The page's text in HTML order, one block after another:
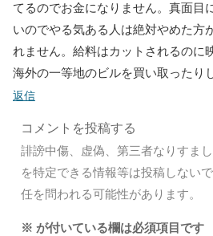
てるのでお金になりません。真面目
いのでやる気ある人は絶対やめた方
れません。給料はカットされるのに
海外の一等地のビルを買い取ったり
返信
コメントを投稿する
誹謗中傷、虚偽、第三者なりすま
を特定できる情報等は投稿しない
任を問われる可能性があります。
※ が付いている欄は必須項目です